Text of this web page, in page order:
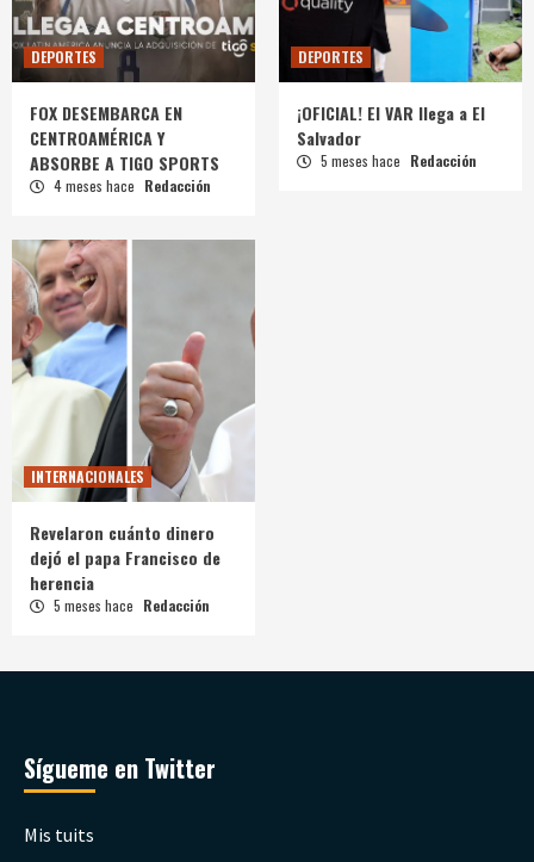
DEPORTES
FOX DESEMBARCA EN
CENTROAMÉRICA Y
ABSORBE A TIGO SPORTS
4 meses hace Redacción
DEPORTES
¡OFICIAL! El VAR llega a El
Salvador
5 meses hace Redacción
INTERNACIONALES
Revelaron cuánto dinero
dejó el papa Francisco de
herencia
5 meses hace Redacción
Sígueme en Twitter
Mis tuits